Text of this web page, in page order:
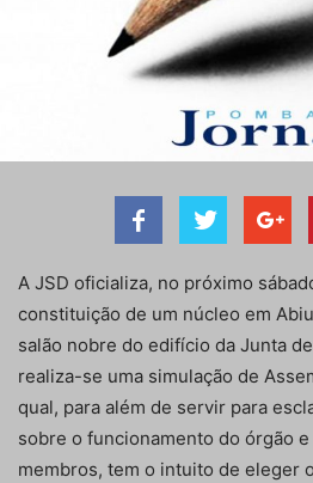
A JSD oficializa, no próximo
constituição de um núcleo em
salão nobre do edifício da Junta
realiza-se uma simulação de
qual, para além de servir para
sobre o funcionamento do órgão
membros, tem o intuito de eleger